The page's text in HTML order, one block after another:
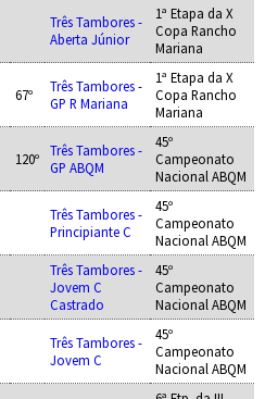
Três Tambores -
Aberta Júnior
1ª Etapa da X
Copa Rancho
Mariana
67º
Três Tambores -
GP R Mariana
1ª Etapa da X
Copa Rancho
Mariana
120º
Três Tambores -
GP ABQM
45º
Campeonato
Nacional ABQM
Três Tambores -
Principiante C
45º
Campeonato
Nacional ABQM
Três Tambores -
Jovem C
Castrado
45º
Campeonato
Nacional ABQM
Três Tambores -
Jovem C
45º
Campeonato
Nacional ABQM